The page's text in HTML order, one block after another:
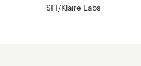
SFI/Klaire Labs